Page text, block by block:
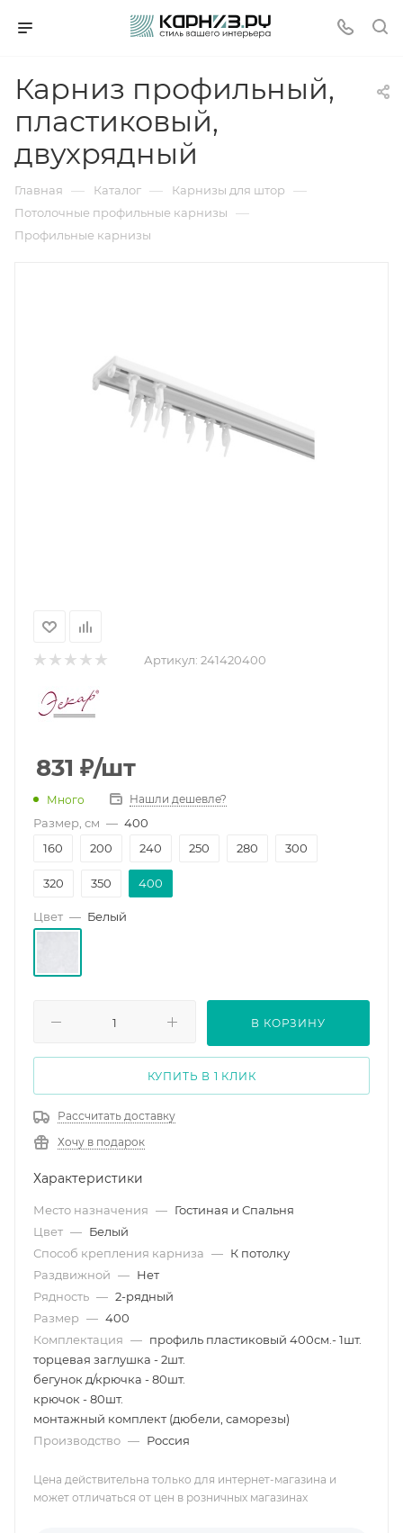
Карниз профильный,
пластиковый,
двухрядный
Главная — Каталог — Карнизы для штор —
Потолочные профильные карнизы —
Профильные карнизы
Артикул: 241420400
831 ₽/шт
Много Нашли дешевле?
Размер, см — 400
160
200 240 250 280 300
320 350 400
Цвет — Белый
В КОРЗИНУ
КУПИТЬ В 1 КЛИК
Рассчитать доставку
Хочу в подарок
Характеристики
Место назначения — Гостиная и Спальня
Цвет — Белый
Способ крепления карниза — К потолку
Раздвижной — Нет
Рядность — 2-рядный
Размер — 400
Комплектация — профиль пластиковый 400см.- 1шт.
торцевая заглушка - 2шт.
бегунок д/крючка - 80шт.
крючок - 80шт.
монтажный комплект (дюбели, саморезы)
Производство — Россия
Цена действительна только для интернет-магазина и
может отличаться от цен в розничных магазинах